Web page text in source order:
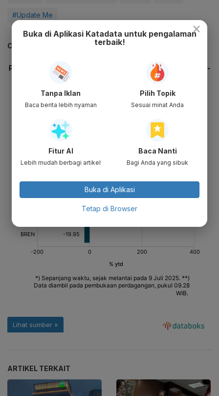
#Update Me
CEK JUGA DATA INI
ARTIKEL TERKAIT
×
Buka di Aplikasi Katadata untuk pengalaman
terbaik!
Tanpa Iklan
Baca berita lebih nyaman
Pilih Topik
Sesuai minat Anda
Fitur AI
Lebih mudah berbagi artikel
Baca Nanti
Bagi Anda yang sibuk
Buka di Aplikasi
Tetap di Browser